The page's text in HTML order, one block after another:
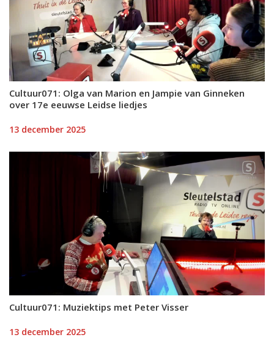
Cultuur071: Olga van Marion en Jampie van Ginneken
over 17e eeuwse Leidse liedjes
13 december 2025
Cultuur071: Muziektips met Peter Visser
13 december 2025